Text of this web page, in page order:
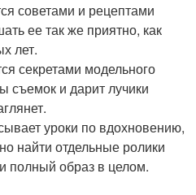
советами и рецептами
ее так же приятно, как
лет.
секретами модельного
съемок и дарит лучики
уроки по вдохновению,
найти отдельные ролики
полный образ в целом.